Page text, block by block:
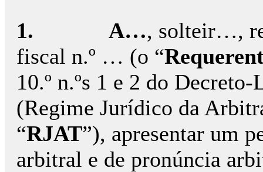
1. A…, solteir…,
fiscal n.º … (o “
10.º n.ºs 1 e 2 do
(Regime Jurídico da
“RJAT”), apresentar um
arbitral e de pronúncia